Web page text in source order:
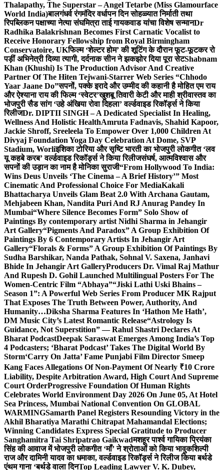
Thalapathy, The Superstar – Angel Tetarbe (Miss Glamourface
World India)बालगंधर्व रंगमंदिर वर्धापन दिन सोहळ्यात निर्माती तथा
रिपब्लिकन पक्षाच्या नेत्या संघमित्रा ताई गायकवाड यांचा विशेष सन्मानDr
Radhika Balakrishnan Becomes First Carnatic Vocalist to
Receive Honorary Fellowship from Royal Birmingham
Conservatoire, UKफिल्म ‘शेल्टर होम’ की शूटिंग के दौरान फूट-फूटकर रो
पड़ीं अभिनेत्री दिव्या त्यागी, दर्दनाक सीन ने झकझोर दिया पूरा सेटShabnam
Khan (Khushi) Is The Production Advisor And Creative
Partner Of The Hiten Tejwani-Starrer Web Series “Chhodo
Yaar Jaane Do”सपनों, पक्के इरादे और उम्मीद की कहानी है मोहित एम राय
और ऐश्याना राय की फिल्म ‘स्वेटर’खुशबू तिवारी केटी और माही श्रीवास्तव का
भोजपुरी सैड सांग ‘उहे अंखिया रोवा दिहला’ वर्ल्डवाइड रिकॉर्ड्स ने किया
रिलीजDr. DIPTII SINGH – A Dedicated Specialist In Healing,
Wellness And Holistic HealthAmruta Fadnavis, Shahid Kapoor,
Jackie Shroff, Sreeleela To Empower Over 1,000 Children At
Divyaj Foundation Yoga Day Celebration At Dome, SVP
Stadium, Worliइशिका टोरिया और सृष्टि भारती का भोजपुरी लोकगीत ‘लव
यू कहबे करब’ वर्ल्डवाइड रिकॉर्ड्स ने किया रिलीजसंघर्ष, आत्मविश्वास और
सपनों की उड़ान का नाम है मोनिका सुराजी“From Hollywood To India:
Wins Deus Unveils ‘The Cinema – A Brief History’” Most
Cinematic And Professional Choice For MediaKakali
Bhattacharya Unveils Glam Beat 2.0 With Archana Gautam,
Mehjabeen Khan, Nandita Puri And RJ Anurag Pandey In
Mumbai“Where Silence Becomes Form” Solo Show of
Paintings By contemporary artist Nidhi Sharma in Jehangir
Art Gallery“Pigments And Paradox” A Group Exhibition Of
Paintings By 6 Contemporary Artists In Jehangir Art
Gallery“Florals & Forms” A Group Exhibition Of Paintings By
Sudha Barshikar, Nanda Pathak, Sohnal V. Saxena, Janhavi
Bhide In Jehangir Art GalleryProducers Dr. Vimal Raj Mathur
And Rupesh D. Gohil Launched Multilingual Posters For The
Women-Centric Film “Abhaya”“Jiski Lathi Uski Bhains –
Season 1”: A Powerful Web Series From Producer MK Rajput
That Exposes The Truth Between Power, Authority, And
Humanity…Diksha Sharma Features In ‘Hathon Me Hath’,
DM Music City’s Latest Romantic Release“Astrology Is
Guidance, Not Superstition” — Rahul Shastri Declares At
Bharat PodcastDeepak Saraswat Emerges Among India’s Top
4 Podcasters; ‘Bharat Podcast’ Takes The Digital World By
Storm‘Carry On Jatta’ Fame Punjabi Film Director Smeep
Kang Faces Allegations Of Non-Payment Of Nearly ₹10 Crore
Liability, Despite Arbitration Award, High Court And Supreme
Court OrderProgressive Foundation Of Human Rights
Celebrates World Environment Day 2026 On June 05, At Hotel
Sea Princess, Mumbai National Convention On GLOBAL
WARMINGSamarth Panel Registers Resounding Victory in the
Akhil Bharatiya Marathi Chitrapat Mahamandal Elections;
Winning Candidates Express Special Gratitude to Producer
Sanghamitra Tai Shripatrao Gaikwadमशहूर पार्श्व गायिका प्रियंका
सिंह की आवाज में भोजपुरी लोकगीत ‘माँ’ ने श्रोताओं को किया भावुकशिल्पी
राज और दामिनी यादव का धमाका, वर्ल्डवाइड रिकॉर्ड्स ने रिलीज किया बर्थडे
एंथम गाना ‘बर्थडे वाला दिनTop Leading Lawyer V. K. Dubey,